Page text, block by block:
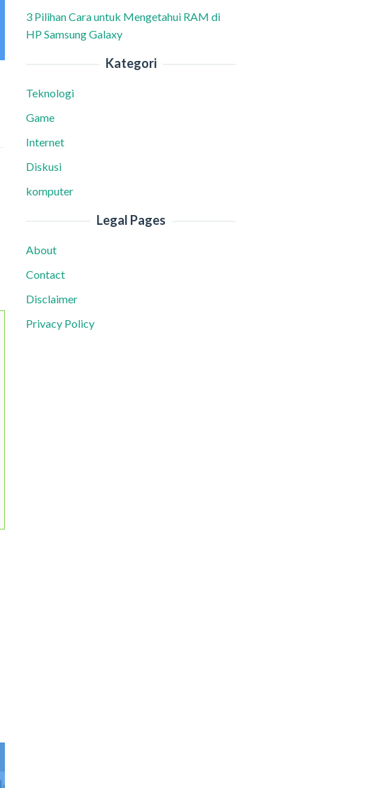
3 Pilihan Cara untuk Mengetahui RAM di
HP Samsung Galaxy
Kategori
Teknologi
Game
Internet
Diskusi
komputer
Legal Pages
About
Contact
Disclaimer
Privacy Policy